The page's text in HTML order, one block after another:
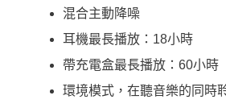
混合主動降噪
耳機最長播放：18小時
帶充電盒最長播放：60小時
環境模式，在聽音樂的同時